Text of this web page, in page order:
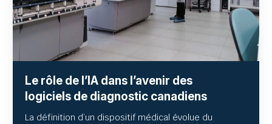
Le rôle de l’IA dans l’avenir des
logiciels de diagnostic canadiens
La définition d’un dispositif médical évolue du